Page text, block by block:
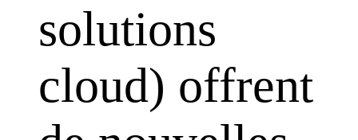
solutions
cloud) offrent